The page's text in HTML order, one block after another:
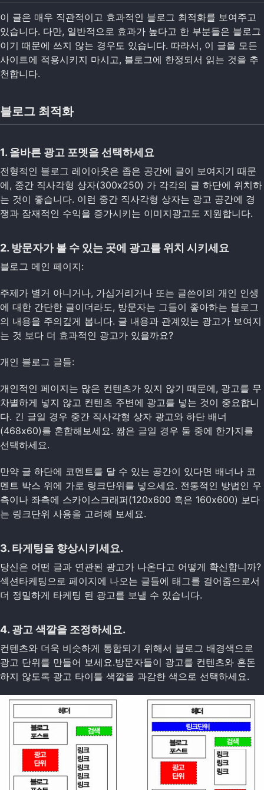
이 글은 매우 직관적이고 효과적인 블로그 최적화를 보여주고
있습니다. 다만, 일반적으로 효과가 높다고 한 부분들은 블로그
이기 때문에 쓰지 않는 경우도 있습니다. 따라서, 이 글을 모든
사이트에 적용시키지 마시고, 블로그에 한정되서 읽는 것을 추
천합니다.
블로그 최적화
1. 올바른 광고 포멧을 선택하세요
전형적인 블로그 레이아웃은 좁은 공간에 글이 보여지기 때문
에, 중간 직사각형 상자(300x250) 가 각각의 글 하단에 위치하
는 것이 좋습니다. 이런 중간 직사각형 상자는 광고 공간에 경
쟁과 잠재적인 수익을 증가시키는 이미지광고도 지원합니다.
2. 방문자가 볼 수 있는 곳에 광고를 위치 시키세요
블로그 메인 페이지:
주제가 별거 아니거나, 가십거리거나 또는 글쓴이의 개인 인생
에 대한 간단한 글이더라도, 방문자는 그들이 좋아하는 블로그
의 내용을 주의깊게 봅니다. 글 내용과 관계있는 광고가 보여지
는 것 보다 더 효과적인 광고가 있을까요?
개인 블로그 글들:
개인적인 페이지는 많은 컨텐츠가 있지 않기 때문에, 광고를 무
차별하게 넣지 않고 컨텐츠 주변에 광고를 넣는 것이 중요합니
다. 긴 글일 경우 중간 직사각형 상자 광고와 하단 배너
(468x60)를 혼합해보세요. 짦은 글일 경우 둘 중에 한가지를
선택하세요.
만약 글 하단에 코멘트를 달 수 있는 공간이 있다면 배너나 코
멘트 박스 위에 가로 링크단위를 넣으세요. 전통적인 방법인 우
측이나 좌측에 스카이스크래퍼(120x600 혹은 160x600) 보다
는 링크단위 사용을 고려해 보세요.
3. 타게팅을 향상시키세요.
당신은 어떤 글과 연관된 광고가 나온다고 어떻게 확신합니까?
섹션타케팅으로 페이지에 나오는 글들에 태그를 걸어줌으로서
더 정밀하게 타케팅 된 광고를 보낼 수 있습니다.
4. 광고 색깔을 조정하세요.
컨텐츠와 더욱 비슷하게 통합되기 위해서 블로그 배경색으로
광고 단위를 만들어 보세요.방문자들이 광고를 컨텐츠와 혼돈
하지 않도록 광고 타이틀 색깔을 과감한 색으로 선택하세요.